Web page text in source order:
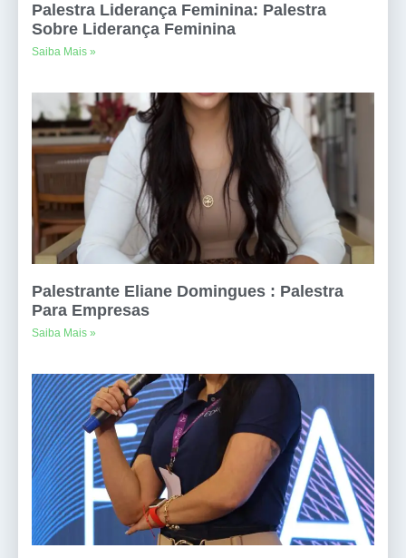
Palestra Liderança Feminina: Palestra
Sobre Liderança Feminina
Saiba Mais »
Palestrante Eliane Domingues : Palestra
Para Empresas
Saiba Mais »